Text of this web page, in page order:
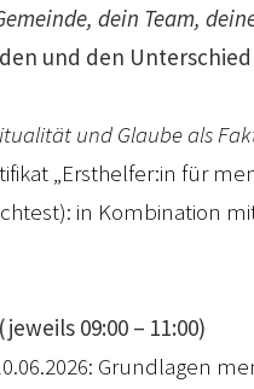
dein Team,
und den
und Glaube als
„Ersthelfer:in für
in Kombination
09:00 – 11:00)
Grundlagen